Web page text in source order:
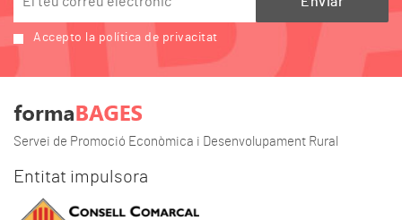
Accepto la política de privacitat
Servei de Promoció Econòmica i Desenvolupament Rural
Entitat impulsora